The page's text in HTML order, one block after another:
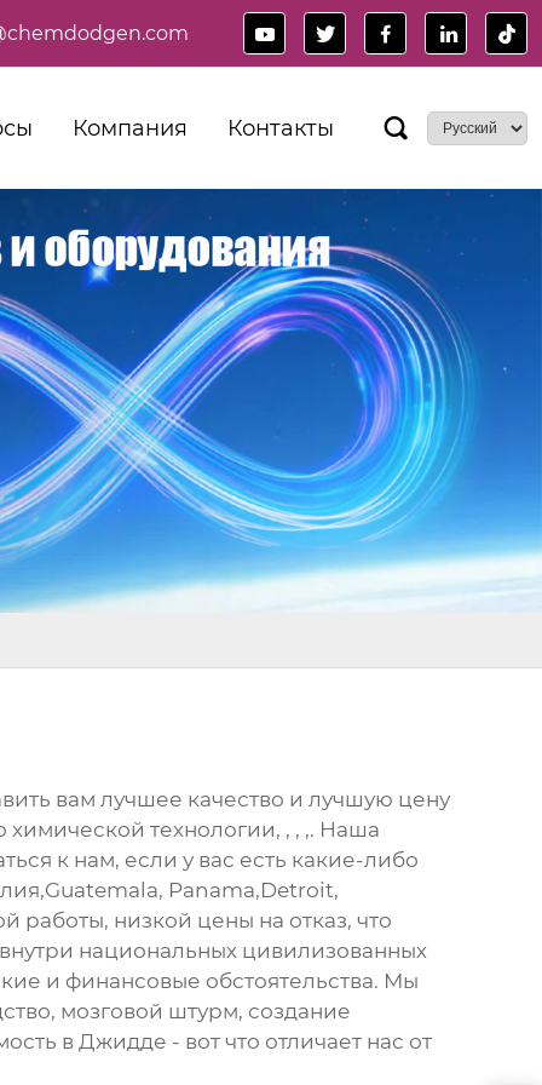
    
Компания Контакты 
вам лучшее качество и лучшую цену
технологии, , , ,. Наша
к нам, если у вас есть какие-либо
Panama,Detroit,
работы, низкой цены на отказ, что
национальных цивилизованных
и финансовые обстоятельства. Мы
мозговой штурм, создание
в Джидде - вот что отличает нас от